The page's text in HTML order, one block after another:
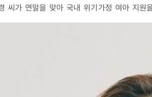
씨가 연말을 맞아 국내 위기가정 여아 지원